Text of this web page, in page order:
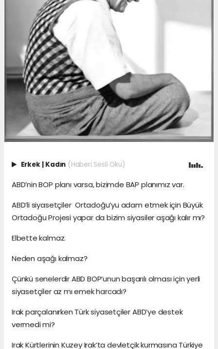
Erkek | Kadın (Haberi Sesli Oku)
ABD’nin BOP planı varsa, bizimde BAP planımız var.
ABD’li siyasetçiler Ortadoğu’yu adam etmek için Büyük
Ortadoğu Projesi yapar da bizim siyasiler aşağı kalır mı?
Elbette kalmaz.
Neden aşağı kalmaz?
Çünkü senelerdir ABD BOP’unun başarılı olması için yerli
siyasetçiler az mı emek harcadı?
Irak parçalanırken Türk siyasetçiler ABD’ye destek
vermedi mi?
Irak Kürtlerinin Kuzey Irak’ta devletçik kurmasına Türkiye